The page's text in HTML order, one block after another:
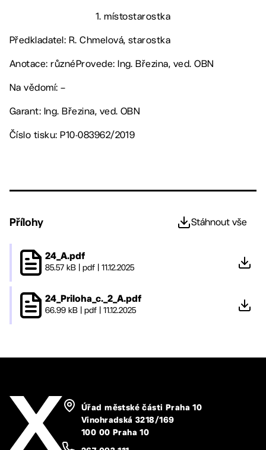
1. místostarostka
Předkladatel: R. Chmelová, starostka
Anotace: různéProvede: Ing. Březina, ved. OBN
Na vědomí: –
Garant: Ing. Březina, ved. OBN
Číslo tisku: P10-083962/2019
Přílohy Stáhnout vše
24_A.pdf
85.57 kB pdf 11.12.2025
24_Priloha_c._2_A.pdf
66.99 kB pdf 11.12.2025
Úřad městské části Praha 10
Vinohradská 3218/169
100 00 Praha 10